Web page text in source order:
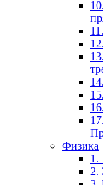
Физика
1.
2.